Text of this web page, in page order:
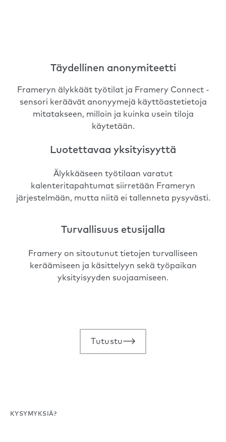
Täydellinen anonymiteetti
Frameryn älykkäät työtilat ja Framery Connect -
sensori keräävät anonyymejä käyttöastetietoja
mitatakseen, milloin ja kuinka usein tiloja
käytetään.
Luotettavaa yksityisyyttä
Älykkääseen työtilaan varatut
kalenteritapahtumat siirretään Frameryn
järjestelmään, mutta niitä ei tallenneta pysyvästi.
Turvallisuus etusijalla
Framery on sitoutunut tietojen turvalliseen
keräämiseen ja käsittelyyn sekä työpaikan
yksityisyyden suojaamiseen.
Tutustu
KYSYMYKSIÄ?